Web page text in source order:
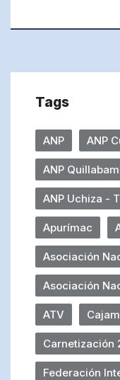
Tags
ANP ANP
ANP
ANP Uchiza -
Apurímac
Asociación
Asociación
ATV
Carnetización
Federación